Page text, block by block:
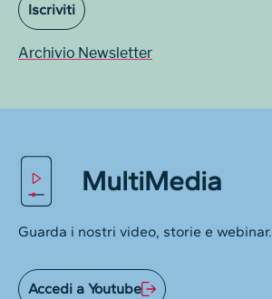
Iscriviti
Archivio Newsletter
MultiMedia
Guarda i nostri video, storie e webinar.
Accedi a Youtube